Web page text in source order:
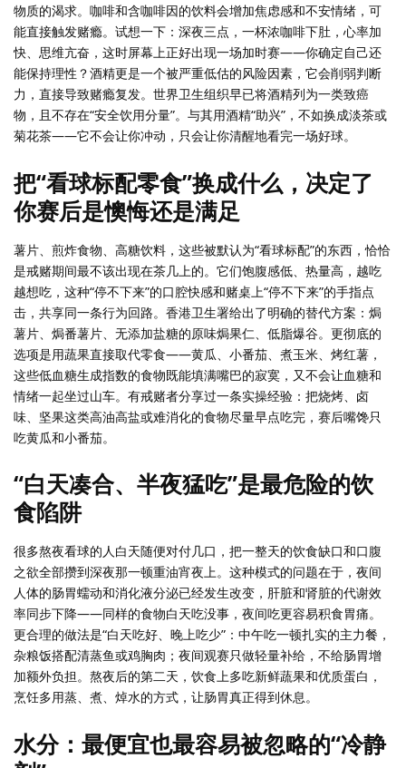
物质的渴求。咖啡和含咖啡因的饮料会增加焦虑感和不安情绪，可
能直接触发赌瘾。试想一下：深夜三点，一杯浓咖啡下肚，心率加
快、思维亢奋，这时屏幕上正好出现一场加时赛——你确定自己还
能保持理性？酒精更是一个被严重低估的风险因素，它会削弱判断
力，直接导致赌瘾复发。世界卫生组织早已将酒精列为一类致癌
物，且不存在“安全饮用分量”。与其用酒精“助兴”，不如换成淡茶或
菊花茶——它不会让你冲动，只会让你清醒地看完一场好球。
把“看球标配零食”换成什么，决定了
你赛后是懊悔还是满足
薯片、煎炸食物、高糖饮料，这些被默认为“看球标配”的东西，恰恰
是戒赌期间最不该出现在茶几上的。它们饱腹感低、热量高，越吃
越想吃，这种“停不下来”的口腔快感和赌桌上“停不下来”的手指点
击，共享同一条行为回路。香港卫生署给出了明确的替代方案：焗
薯片、焗番薯片、无添加盐糖的原味焗果仁、低脂爆谷。更彻底的
选项是用蔬果直接取代零食——黄瓜、小番茄、煮玉米、烤红薯，
这些低血糖生成指数的食物既能填满嘴巴的寂寞，又不会让血糖和
情绪一起坐过山车。有戒赌者分享过一条实操经验：把烧烤、卤
味、坚果这类高油高盐或难消化的食物尽量早点吃完，赛后嘴馋只
吃黄瓜和小番茄。
“白天凑合、半夜猛吃”是最危险的饮
食陷阱
很多熬夜看球的人白天随便对付几口，把一整天的饮食缺口和口腹
之欲全部攒到深夜那一顿重油宵夜上。这种模式的问题在于，夜间
人体的肠胃蠕动和消化液分泌已经发生改变，肝脏和肾脏的代谢效
率同步下降——同样的食物白天吃没事，夜间吃更容易积食胃痛。
更合理的做法是“白天吃好、晚上吃少”：中午吃一顿扎实的主力餐，
杂粮饭搭配清蒸鱼或鸡胸肉；夜间观赛只做轻量补给，不给肠胃增
加额外负担。熬夜后的第二天，饮食上多吃新鲜蔬果和优质蛋白，
烹饪多用蒸、煮、焯水的方式，让肠胃真正得到休息。
水分：最便宜也最容易被忽略的“冷静